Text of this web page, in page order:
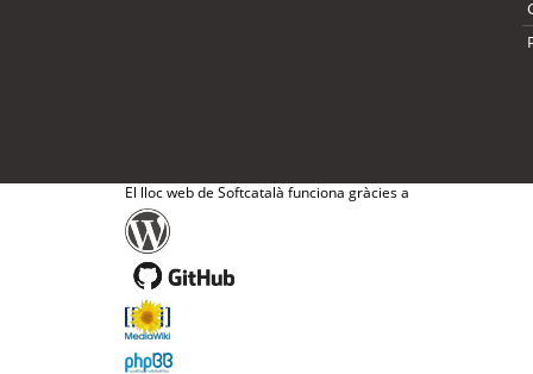
El lloc web de Softcatalà funciona gràcies a